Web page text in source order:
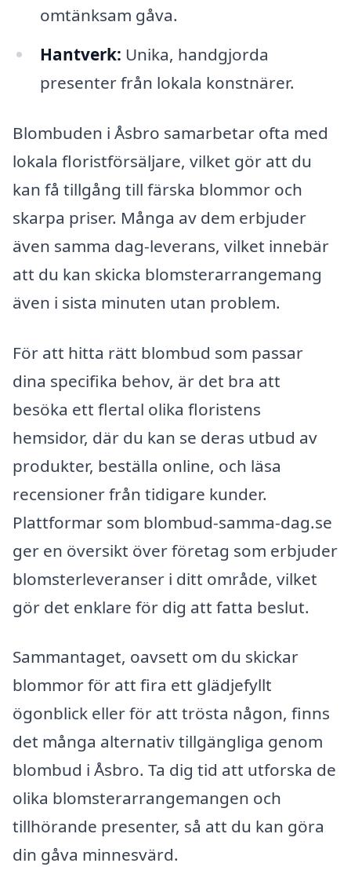
omtänksam gåva.
Hantverk: Unika, handgjorda
presenter från lokala konstnärer.
Blombuden i Åsbro samarbetar ofta med
lokala floristförsäljare, vilket gör att du
kan få tillgång till färska blommor och
skarpa priser. Många av dem erbjuder
även samma dag-leverans, vilket innebär
att du kan skicka blomsterarrangemang
även i sista minuten utan problem.
För att hitta rätt blombud som passar
dina specifika behov, är det bra att
besöka ett flertal olika floristens
hemsidor, där du kan se deras utbud av
produkter, beställa online, och läsa
recensioner från tidigare kunder.
Plattformar som blombud-samma-dag.se
ger en översikt över företag som erbjuder
blomsterleveranser i ditt område, vilket
gör det enklare för dig att fatta beslut.
Sammantaget, oavsett om du skickar
blommor för att fira ett glädjefyllt
ögonblick eller för att trösta någon, finns
det många alternativ tillgängliga genom
blombud i Åsbro. Ta dig tid att utforska de
olika blomsterarrangemangen och
tillhörande presenter, så att du kan göra
din gåva minnesvärd.